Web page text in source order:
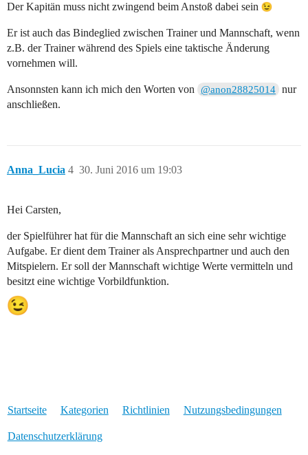
Der Kapitän muss nicht zwingend beim Anstoß dabei sein
Er ist auch das Bindeglied zwischen Trainer und Mannschaft, wenn
z.B. der Trainer während des Spiels eine taktische Änderung
vornehmen will.
Ansonnsten kann ich mich den Worten von @anon28825014 nur
anschließen.
Anna_Lucia 30. Juni 2016 um 19:03
4
Hei Carsten,
der Spielführer hat für die Mannschaft an sich eine sehr wichtige
Aufgabe. Er dient dem Trainer als Ansprechpartner und auch den
Mitspielern. Er soll der Mannschaft wichtige Werte vermitteln und
besitzt eine wichtige Vorbildfunktion.
Startseite Kategorien Richtlinien Nutzungsbedingungen
Datenschutzerklärung